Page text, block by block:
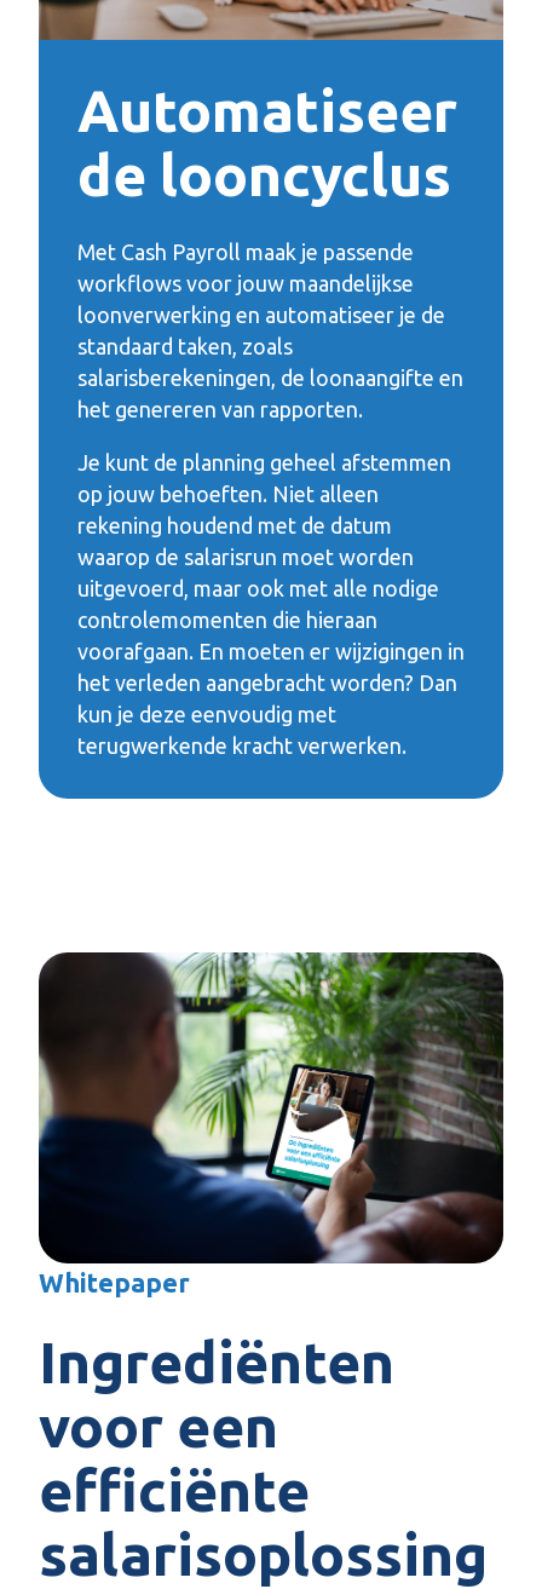
Automatiseer
de looncyclus
Met Cash Payroll maak je passende
workflows voor jouw maandelijkse
loonverwerking en automatiseer je de
standaard taken, zoals
salarisberekeningen, de loonaangifte en
het genereren van rapporten.
Je kunt de planning geheel afstemmen
op jouw behoeften. Niet alleen
rekening houdend met de datum
waarop de salarisrun moet worden
uitgevoerd, maar ook met alle nodige
controlemomenten die hieraan
voorafgaan. En moeten er wijzigingen in
het verleden aangebracht worden? Dan
kun je deze eenvoudig met
terugwerkende kracht verwerken.
Whitepaper
Ingrediënten
voor een
efficiënte
salarisoplossing